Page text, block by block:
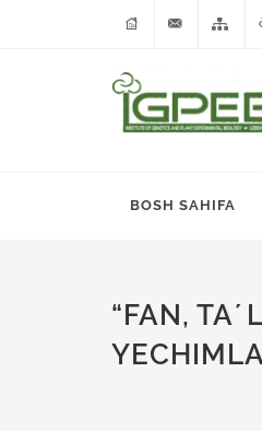
BOSH SAHIFA
“FAN,